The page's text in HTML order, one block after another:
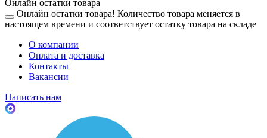
Онлайн остатки товара
Онлайн остатки товара! Количество товара меняется в
настоящем времени и соответствует остатку товара на складе
О компании
Оплата и доставка
Контакты
Вакансии
Написать нам